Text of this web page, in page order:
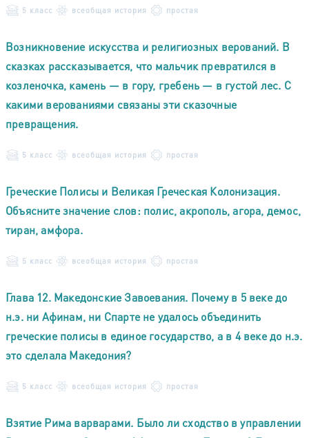
5 класс всеобщая история простая
Возникновение искусства и религиозных верований. В
сказках рассказывается, что мальчик превратился в
козленочка, камень — в гору, гребень — в густой лес. С
какими верованиями связаны эти сказочные
превращения.
5 класс всеобщая история простая
Греческие Полисы и Великая Греческая Колонизация.
Объясните значение слов: полис, акрополь, агора, демос,
тиран, амфора.
5 класс всеобщая история простая
Глава 12. Македонские Завоевания. Почему в 5 веке до
н.э. ни Афинам, ни Спарте не удалось объединить
греческие полисы в единое государство, а в 4 веке до н.э.
это сделала Македония?
5 класс всеобщая история простая
Взятие Рима варварами. Было ли сходство в управлении